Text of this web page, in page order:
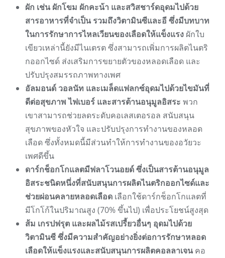
ผัก เช่น ผักโขม ผักคะน้า และสวิสชาร์ดอุดมไปด้วย
สารอาหารที่จำเป็น รวมถึงวิตามินซีและอี ซึ่งมีบทบาท
ในการรักษาการไหลเวียนของเลือดให้แข็งแรง ผักใบ
เขียวเหล่านี้ยังมีไนเตรต ซึ่งสามารถเพิ่มการผลิตไนตริ
กออกไซด์ ส่งเสริมการขยายตัวของหลอดเลือด และ
ปรับปรุงสมรรถภาพทางเพศ
อัลมอนด์ วอลนัท และเมล็ดแฟลกซ์อุดมไปด้วยไขมันที่
ดีต่อสุขภาพ ไฟเบอร์ และสารต้านอนุมูลอิสระ พวก
เขาสามารถช่วยลดระดับคอเลสเตอรอล สนับสนุน
สุขภาพของหัวใจ และปรับปรุงการทำงานของหลอด
เลือด ซึ่งทั้งหมดนี้มีส่วนทำให้การทำงานของอวัยวะ
เพศดีขึ้น
ดาร์กช็อกโกแลตมีฟลาโวนอยด์ ซึ่งเป็นสารต้านอนุมูล
อิสระชนิดหนึ่งที่สนับสนุนการผลิตไนตริกออกไซด์และ
ช่วยผ่อนคลายหลอดเลือด เลือกใช้ดาร์กช็อกโกแลตที่
มีโกโก้ในปริมาณสูง (70% ขึ้นไป) เพื่อประโยชน์สูงสุด
ส้ม เกรปฟรุต และผลไม้รสเปรี้ยวอื่นๆ อุดมไปด้วย
วิตามินซี ซึ่งมีความสำคัญอย่างยิ่งต่อการรักษาหลอด
เลือดให้แข็งแรงและสนับสนุนการผลิตคอลลาเจนคอ